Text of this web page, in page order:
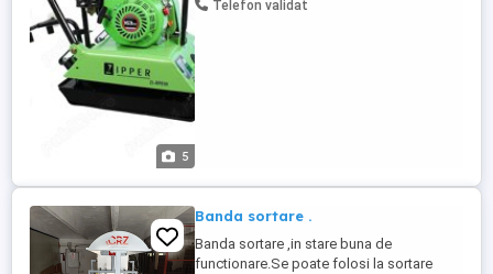
5
Telefon validat
Banda sortare .
Banda sortare ,in stare buna de
functionare.Se poate folosi la sortare